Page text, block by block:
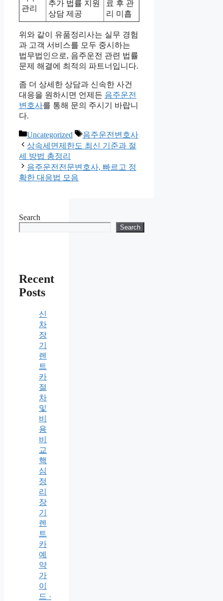
관리
추가 법률 지원
상담 제공
료 후 관
리 미흡
위와 같이 유품정리사는 실무 경험
과 고객 서비스를 모두 중시하는
법무법인으로, 음주운전 관련 법률
문제 해결에 최적의 파트너입니다.
좀 더 상세한 상담과 신속한 사건
대응을 원하시면 언제든 음주운전
변호사를 통해 문의 주시기 바랍니
다.
Categories
Uncategorized Tags
음주운전변호사
상속세면제한도 최신 기준과 절
세 방법 총정리
음주운전전문변호사, 빠르고 정
확한 대응법 모음
Search
Search
Recent
Posts
신
차
장
기
렌
트
카
절
차
및
비
용
비
교
핵
심
정
리
장
기
렌
트
카
예
약
가
이
드 ·